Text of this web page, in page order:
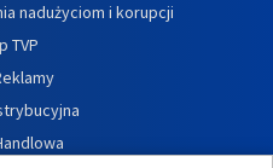
nadużyciom i korupcji
TVP